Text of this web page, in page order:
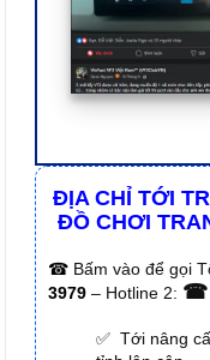
ĐỊA CHỈ TỚI
ĐỒ CHƠI
☎ Bấm vào để gọi
3979 – Hotline 2: ☎
✅ Tới nâng